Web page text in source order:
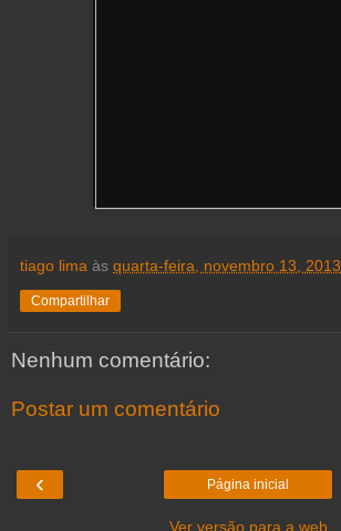
tiago lima às quarta-feira, novembro 13, 2013
Compartilhar
Nenhum comentário:
Postar um comentário
‹ Página inicial
Ver versão para a web